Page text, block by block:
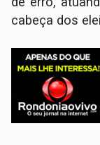
cabeça dos